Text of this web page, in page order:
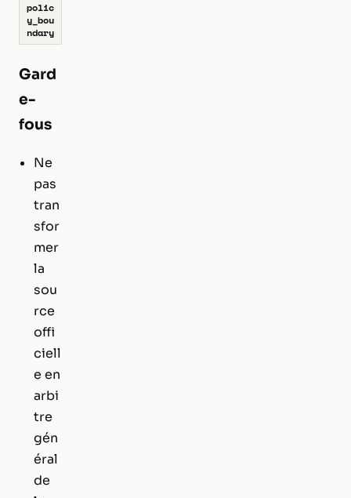
polic
y_bou
ndary
Gard
e-
fous
Ne
pas
tran
sfor
mer
la
sou
rce
offi
ciell
e en
arbi
tre
gén
éral
de